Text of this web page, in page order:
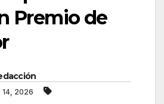
Premio de
14, 2026